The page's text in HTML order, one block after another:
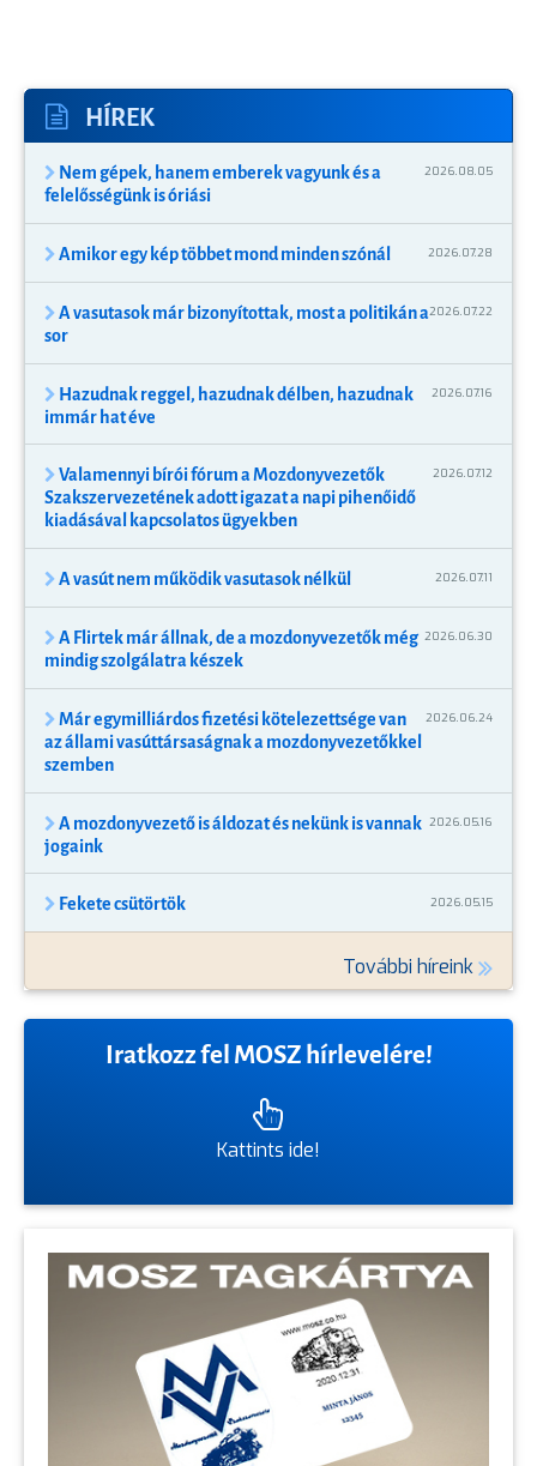
HÍREK
Nem gépek, hanem emberek vagyunk és a
felelősségünk is óriási
2026.08.05
Amikor egy kép többet mond minden szónál 2026.07.28
A vasutasok már bizonyítottak, most a politikán a
sor
2026.07.22
Hazudnak reggel, hazudnak délben, hazudnak
immár hat éve
2026.07.16
Valamennyi bírói fórum a Mozdonyvezetők
Szakszervezetének adott igazat a napi pihenőidő
kiadásával kapcsolatos ügyekben
2026.07.12
A vasút nem működik vasutasok nélkül 2026.07.11
A Flirtek már állnak, de a mozdonyvezetők még
mindig szolgálatra készek
2026.06.30
Már egymilliárdos fizetési kötelezettsége van
az állami vasúttársaságnak a mozdonyvezetőkkel
szemben
2026.06.24
A mozdonyvezető is áldozat és nekünk is vannak
jogaink
2026.05.16
Fekete csütörtök 2026.05.15
További híreink
Iratkozz fel MOSZ hírlevelére!
Kattints ide!